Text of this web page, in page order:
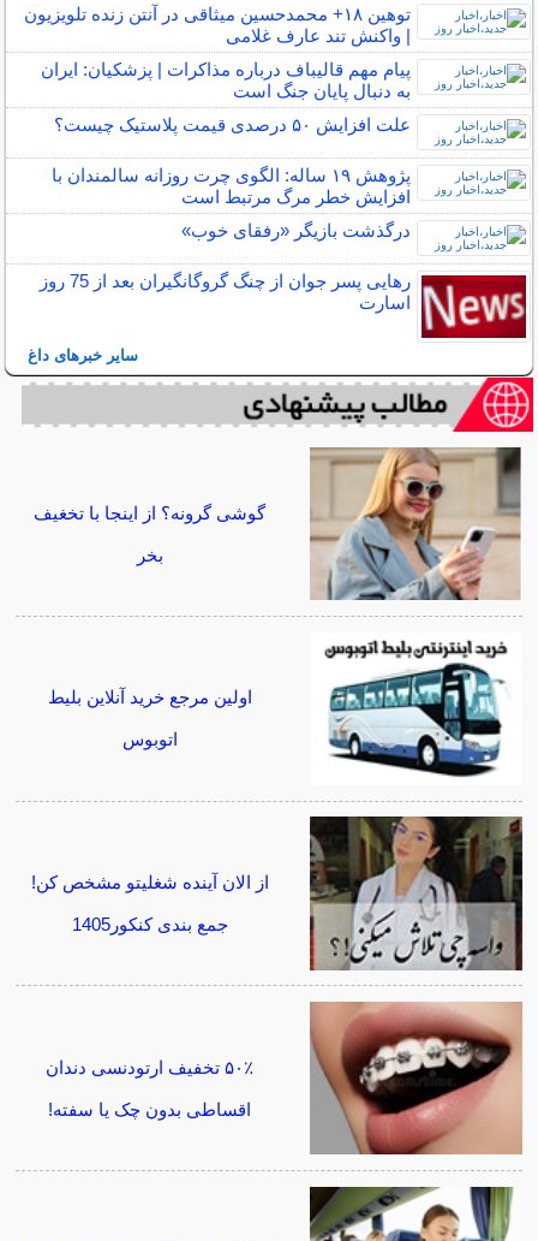
توهین ۱۸+ محمدحسین میثاقی در آنتن زنده تلویزیون
| واکنش تند عارف غلامی
پیام مهم قالیباف درباره مذاکرات | پزشکیان: ایران
به دنبال پایان جنگ است
علت افزایش ۵۰ درصدی قیمت پلاستیک چیست؟
پژوهش ۱۹ ساله: الگوی چرت روزانه سالمندان با
افزایش خطر مرگ مرتبط است
درگذشت بازیگر «رفقای خوب»
رهایی پسر جوان از چنگ گروگانگیران بعد از 75 روز
اسارت
سایر خبرهای داغ
گوشی گرونه؟ از اینجا با تخغیف
بخر
اولین مرجع خرید آنلاین بلیط
اتوبوس
از الان آینده شغلیتو مشخص کن!
جمع بندی کنکور1405
۵۰٪ تخفیف ارتودنسی دندان
اقساطی بدون چک یا سفته!